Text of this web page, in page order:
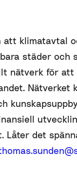
att klimatavtal
städer och
nätverk för att
Nätverket
Låter det